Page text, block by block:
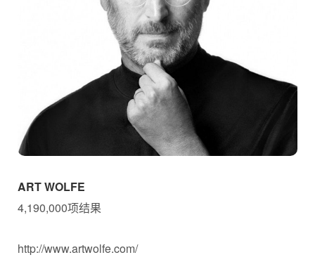
ART WOLFE
4,190,000项结果
http://www.artwolfe.com/